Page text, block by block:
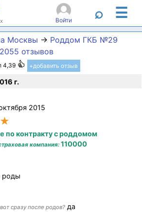
Войти ⌕ ☰
Москвы → Роддом ГКБ №29
2055 отзывов
4,39 +добавить отзыв
г.
2015
по контракту с роддомом
компания: 110000
роды
сразу после родов? да